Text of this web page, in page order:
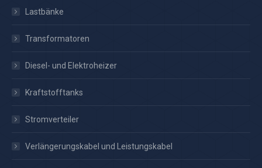
Lastbänke
Transformatoren
Diesel- und Elektroheizer
Kraftstofftanks
Stromverteiler
Verlängerungskabel und Leistungskabel